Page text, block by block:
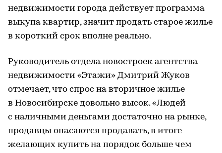
недвижимости города действует программа
выкупа квартир, значит продать старое жилье
в короткий срок вполне реально.
Руководитель отдела новостроек агентства
недвижимости «Этажи» Дмитрий Жуков
отмечает, что спрос на вторичное жилье
в Новосибирске довольно высок. «Людей
с наличными деньгами достаточно на рынке,
продавцы опасаются продавать, в итоге
желающих купить на порядок больше чем